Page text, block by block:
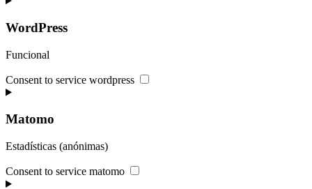
WordPress
Funcional
Consent to service wordpress
Matomo
Estadísticas (anónimas)
Consent to service matomo